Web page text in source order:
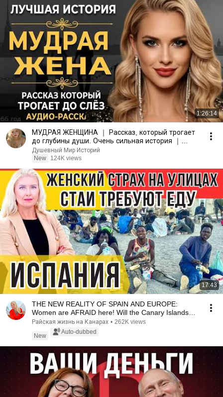
1:26:14
МУДРАЯ ЖЕНЩИНА ｜ Рассказ, который трогает
до глубины души. Очень сильная история ｜
Аудио рассказ.
Душевный Мир Историй
New
124K views
17:43
THE NEW REALITY OF SPAIN AND EUROPE:
Women are AFRAID here! Will the Canary Islands
repeat this n...
Райская жизнь на Канарах • 262K views
New
Auto-dubbed